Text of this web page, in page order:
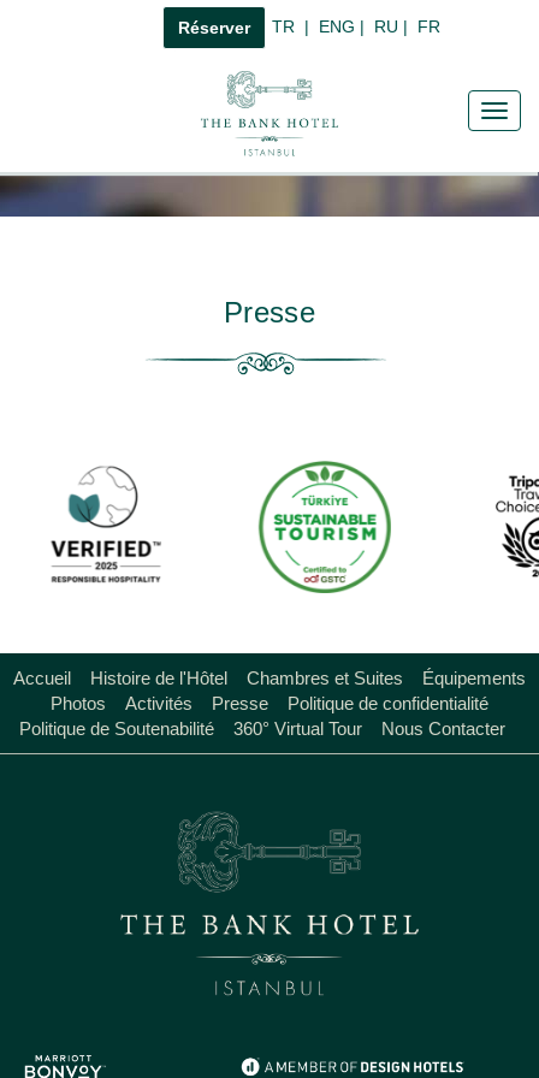
Réserver TR | ENG | RU | FR
Presse
Accueil Histoire de l'Hôtel Chambres et Suites
Équipements
Photos
Activités Presse
Politique de confidentialité
Politique de Soutenabilité
360° Virtual Tour Nous Contacter